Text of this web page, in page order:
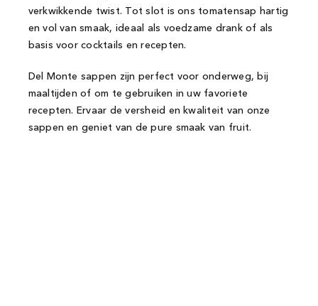
verkwikkende twist. Tot slot is ons tomatensap hartig
en vol van smaak, ideaal als voedzame drank of als
basis voor cocktails en recepten.
Del Monte sappen zijn perfect voor onderweg, bij
maaltijden of om te gebruiken in uw favoriete
recepten. Ervaar de versheid en kwaliteit van onze
sappen en geniet van de pure smaak van fruit.